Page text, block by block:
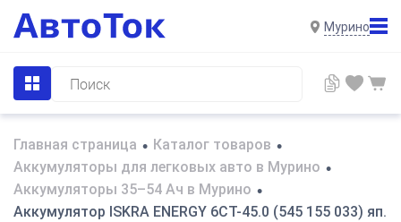
Мурино
Главная страница • Каталог товаров •
Аккумуляторы для легковых авто в Мурино •
Аккумуляторы 35–54 Ач в Мурино •
Аккумулятор ISKRA ENERGY 6СТ-45.0 (545 155 033)